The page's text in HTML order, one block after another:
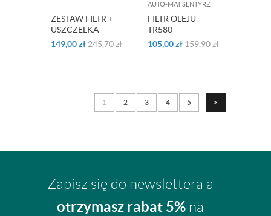
ZESTAW FILTR +
USZCZELKA
850RE
149,00zł245,70zł
AUTO-MAT SENTYRZ
FILTR OLEJU
TR580
105,00zł159,90zł
1 2 3 4 5 >
Zapisz się do newslettera a
otrzymasz rabat 5%na